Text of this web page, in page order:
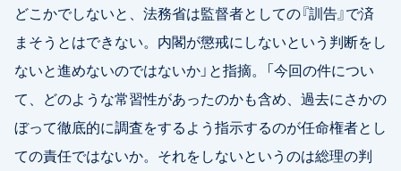
どこかでしないと、法務省は監督者としての『訓告』で済
まそうとはできない。内閣が懲戒にしないという判断をし
ないと進めないのではないか」と指摘。「今回の件につい
て、どのような常習性があったのかも含め、過去にさかの
ぼって徹底的に調査をするよう指示するのが任命権者とし
ての責任ではないか。それをしないというのは総理の判